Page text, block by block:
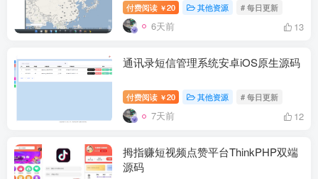
付费阅读 ￥20 其他资源 # 每日更新
6天前 13
通讯录短信管理系统安卓iOS原生源码
付费阅读 ￥20 其他资源 # 每日更新
7天前 12
拇指赚短视频点赞平台ThinkPHP双端
源码